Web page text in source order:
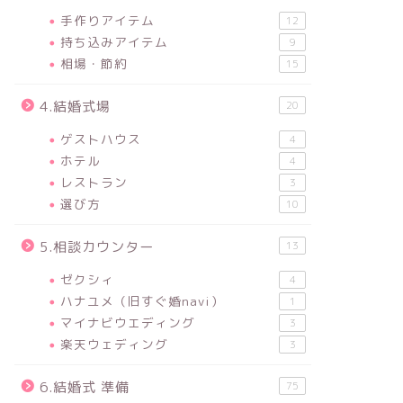
手作りアイテム 12
持ち込みアイテム 9
相場・節約 15
4.結婚式場 20
ゲストハウス 4
ホテル 4
レストラン 3
選び方 10
5.相談カウンター 13
ゼクシィ 4
ハナユメ（旧すぐ婚navi） 1
マイナビウエディング 3
楽天ウェディング 3
6.結婚式 準備 75